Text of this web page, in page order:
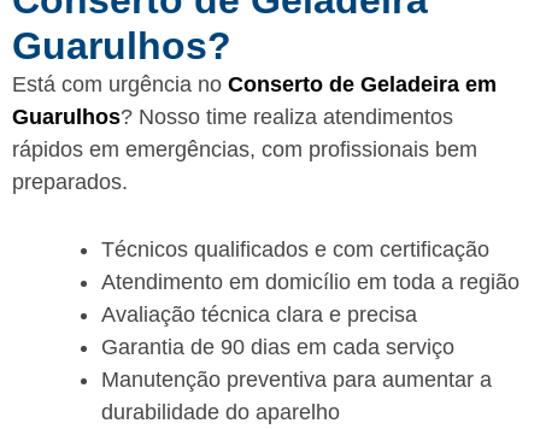
Guarulhos?
Está com urgência no Conserto de Geladeira em
Guarulhos? Nosso time realiza atendimentos
rápidos em emergências, com profissionais bem
preparados.
Técnicos qualificados e com certificação
Atendimento em domicílio em toda a região
Avaliação técnica clara e precisa
Garantia de 90 dias em cada serviço
Manutenção preventiva para aumentar a
durabilidade do aparelho